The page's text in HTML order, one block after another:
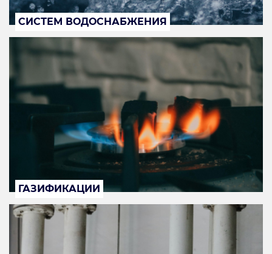
СИСТЕМ ВОДОСНАБЖЕНИЯ
ГАЗИФИКАЦИИ